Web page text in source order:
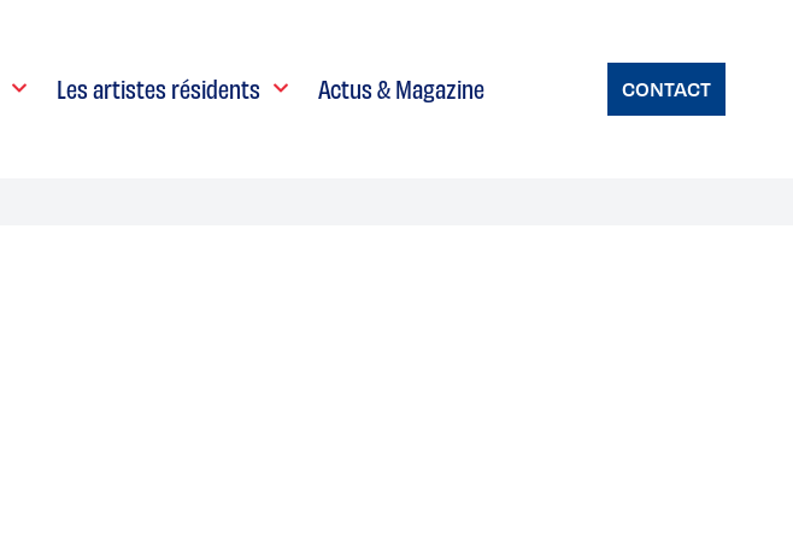
Les artistes résidents
Actus & Magazine
CONTACT